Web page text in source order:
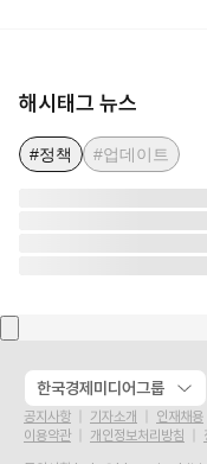
해시태그 뉴스
#정책 #업데이트
한국경제미디어그룹
공지사항 기자소개 인재채용
이용약관
개인정보처리방침